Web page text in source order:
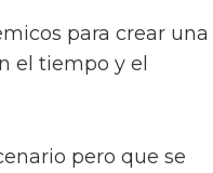
para crear una
el tiempo y el
pero que se